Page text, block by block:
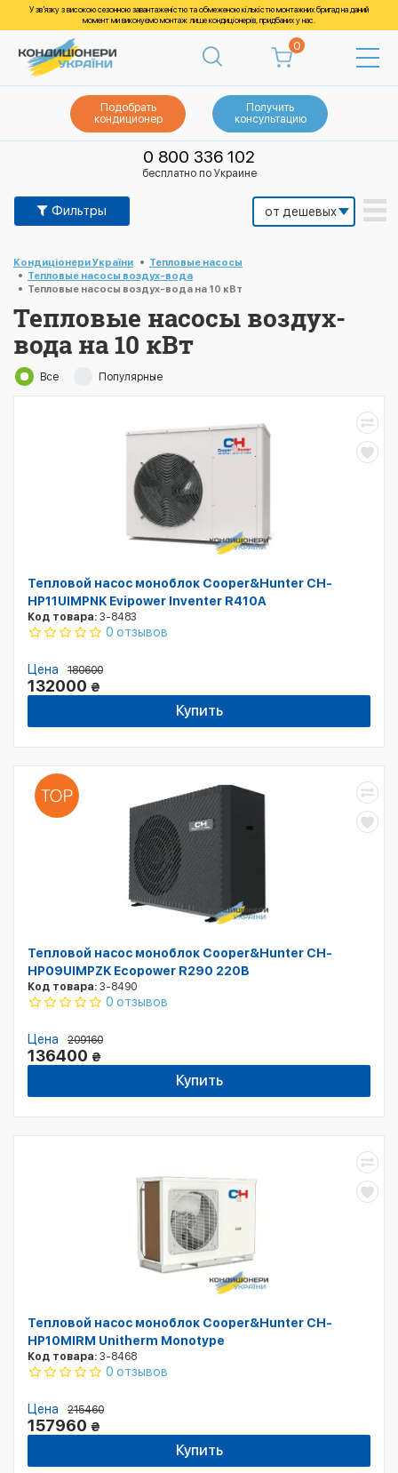
У зв’язку з високою сезонною завантаженістю та обмеженою кількістю монтажних бригад на даний
момент ми виконуємо монтаж лише кондиціонерів, придбаних у нас.
0
Подобрать
кондиционер
Получить
консультацию
0 800 336 102
бесплатно по Украине
Фильтры
Кондиціонери України
Тепловые насосы
Тепловые насосы воздух-вода
Тепловые насосы воздух-вода на 10 кВт
Тепловые насосы воздух-
вода на 10 кВт
Все Популярные
Тепловой насос моноблок Cooper&Hunter CH-
HP11UIMPNK Evipower Inventer R410A
Код товара: 3-8483
0 отзывов
Цена 180600
132000 ₴
Купить
Тепловой насос моноблок Cooper&Hunter CH-
HP09UIMPZK Ecopower R290 220В
Код товара: 3-8490
0 отзывов
Цена 209160
136400 ₴
Купить
Тепловой насос моноблок Cooper&Hunter CH-
HP10MIRM Unitherm Monotype
Код товара: 3-8468
0 отзывов
Цена 215460
157960 ₴
Купить